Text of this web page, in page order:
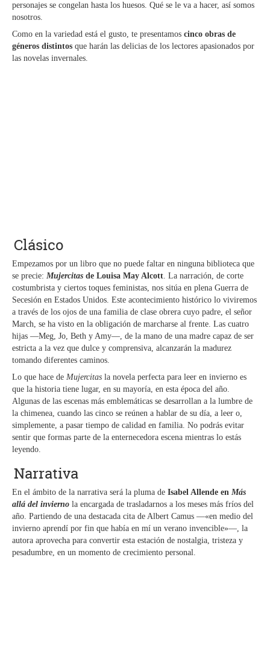
personajes se congelan hasta los huesos. Qué se le va a hacer, así somos
nosotros.
Como en la variedad está el gusto, te presentamos cinco obras de
géneros distintos que harán las delicias de los lectores apasionados por
las novelas invernales.
Clásico
Empezamos por un libro que no puede faltar en ninguna biblioteca que
se precie: Mujercitas de Louisa May Alcott. La narración, de corte
costumbrista y ciertos toques feministas, nos sitúa en plena Guerra de
Secesión en Estados Unidos. Este acontecimiento histórico lo viviremos
a través de los ojos de una familia de clase obrera cuyo padre, el señor
March, se ha visto en la obligación de marcharse al frente. Las cuatro
hijas —Meg, Jo, Beth y Amy—, de la mano de una madre capaz de ser
estricta a la vez que dulce y comprensiva, alcanzarán la madurez
tomando diferentes caminos.
Lo que hace de Mujercitas la novela perfecta para leer en invierno es
que la historia tiene lugar, en su mayoría, en esta época del año.
Algunas de las escenas más emblemáticas se desarrollan a la lumbre de
la chimenea, cuando las cinco se reúnen a hablar de su día, a leer o,
simplemente, a pasar tiempo de calidad en familia. No podrás evitar
sentir que formas parte de la enternecedora escena mientras lo estás
leyendo.
Narrativa
En el ámbito de la narrativa será la pluma de Isabel Allende en Más
allá del invierno la encargada de trasladarnos a los meses más fríos del
año. Partiendo de una destacada cita de Albert Camus —«en medio del
invierno aprendí por fin que había en mí un verano invencible»—, la
autora aprovecha para convertir esta estación de nostalgia, tristeza y
pesadumbre, en un momento de crecimiento personal.